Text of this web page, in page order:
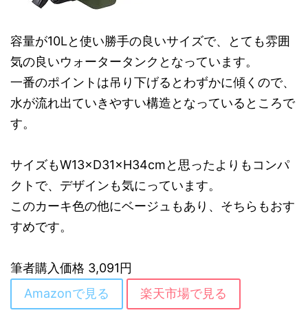
容量が10Lと使い勝手の良いサイズで、とても雰囲
気の良いウォータータンクとなっています。
一番のポイントは吊り下げるとわずかに傾くので、
水が流れ出ていきやすい構造となっているところで
す。
サイズもW13×D31×H34cmと思ったよりもコンパ
クトで、デザインも気にっています。
このカーキ色の他にベージュもあり、そちらもおす
すめです。
筆者購入価格 3,091円
Amazonで見る
楽天市場で見る